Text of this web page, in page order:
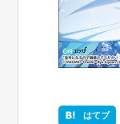
はてブ